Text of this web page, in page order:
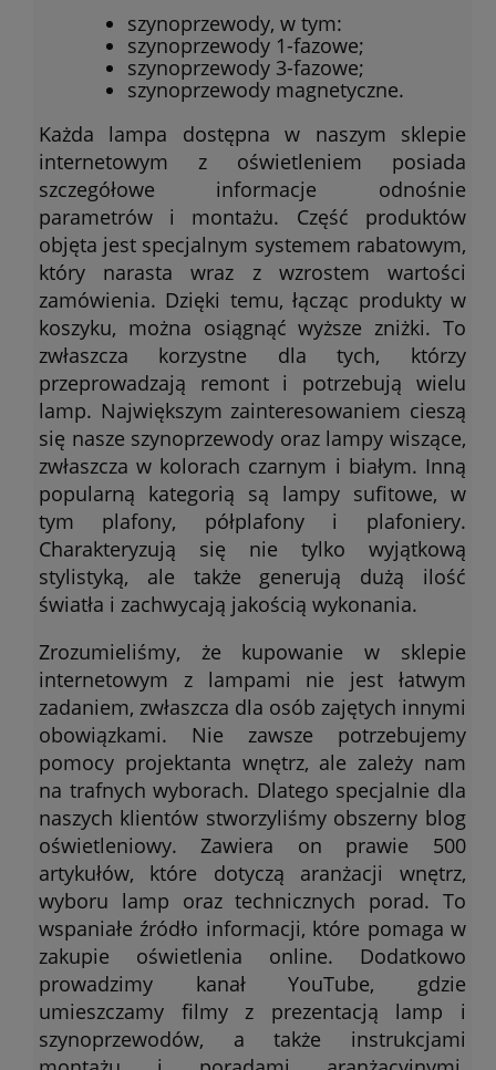
szynoprzewody, w tym:
szynoprzewody 1-fazowe;
szynoprzewody 3-fazowe;
szynoprzewody magnetyczne.
Każda lampa dostępna w naszym sklepie
internetowym z oświetleniem posiada
szczegółowe informacje odnośnie
parametrów i montażu. Część produktów
objęta jest specjalnym systemem rabatowym,
który narasta wraz z wzrostem wartości
zamówienia. Dzięki temu, łącząc produkty w
koszyku, można osiągnąć wyższe zniżki. To
zwłaszcza korzystne dla tych, którzy
przeprowadzają remont i potrzebują wielu
lamp. Największym zainteresowaniem cieszą
się nasze szynoprzewody oraz lampy wiszące,
zwłaszcza w kolorach czarnym i białym. Inną
popularną kategorią są lampy sufitowe, w
tym plafony, półplafony i plafoniery.
Charakteryzują się nie tylko wyjątkową
stylistyką, ale także generują dużą ilość
światła i zachwycają jakością wykonania.
Zrozumieliśmy, że kupowanie w sklepie
internetowym z lampami nie jest łatwym
zadaniem, zwłaszcza dla osób zajętych innymi
obowiązkami. Nie zawsze potrzebujemy
pomocy projektanta wnętrz, ale zależy nam
na trafnych wyborach. Dlatego specjalnie dla
naszych klientów stworzyliśmy obszerny blog
oświetleniowy. Zawiera on prawie 500
artykułów, które dotyczą aranżacji wnętrz,
wyboru lamp oraz technicznych porad. To
wspaniałe źródło informacji, które pomaga w
zakupie oświetlenia online. Dodatkowo
prowadzimy kanał YouTube, gdzie
umieszczamy filmy z prezentacją lamp i
szynoprzewodów, a także instrukcjami